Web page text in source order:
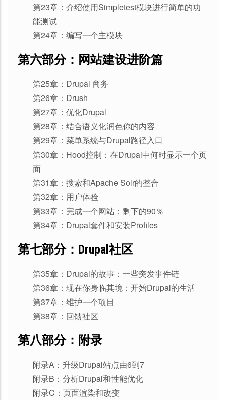
第23章：介绍使用Simpletest模块进行简单的功
能测试
第24章：编写一个主模块
第六部分：网站建设进阶篇
第25章：Drupal 商务
第26章：Drush
第27章：优化Drupal
第28章：结合语义化润色你的内容
第29章：菜单系统与Drupal路径入口
第30章：Hood控制：在Drupal中何时显示一个页
面
第31章：搜索和Apache Solr的整合
第32章：用户体验
第33章：完成一个网站：剩下的90％
第34章：Drupal套件和安装Profiles
第七部分：Drupal社区
第35章：Drupal的故事：一些突发事件链
第36章：现在你身临其境：开始Drupal的生活
第37章：维护一个项目
第38章：回馈社区
第八部分：附录
附录A：升级Drupal站点由6到7
附录B：分析Drupal和性能优化
附录C：页面渲染和改变